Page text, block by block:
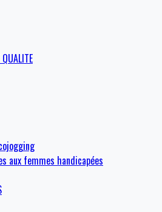
aux femmes handicapées